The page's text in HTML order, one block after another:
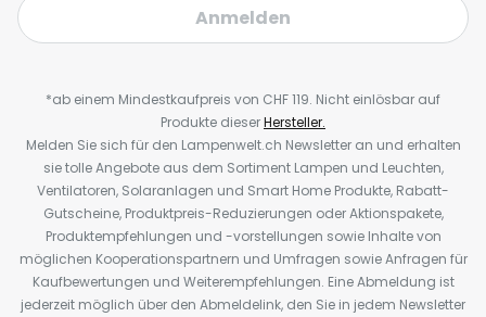
Anmelden
*ab einem Mindestkaufpreis von CHF 119. Nicht einlösbar auf
Produkte dieserHersteller.
Melden Sie sich für den Lampenwelt.ch Newsletter an und erhalten
sie tolle Angebote aus dem Sortiment Lampen und Leuchten,
Ventilatoren, Solaranlagen und Smart Home Produkte, Rabatt-
Gutscheine, Produktpreis-Reduzierungen oder Aktionspakete,
Produktempfehlungen und -vorstellungen sowie Inhalte von
möglichen Kooperationspartnern und Umfragen sowie Anfragen für
Kaufbewertungen und Weiterempfehlungen. Eine Abmeldung ist
jederzeit möglich über den Abmeldelink, den Sie in jedem Newsletter